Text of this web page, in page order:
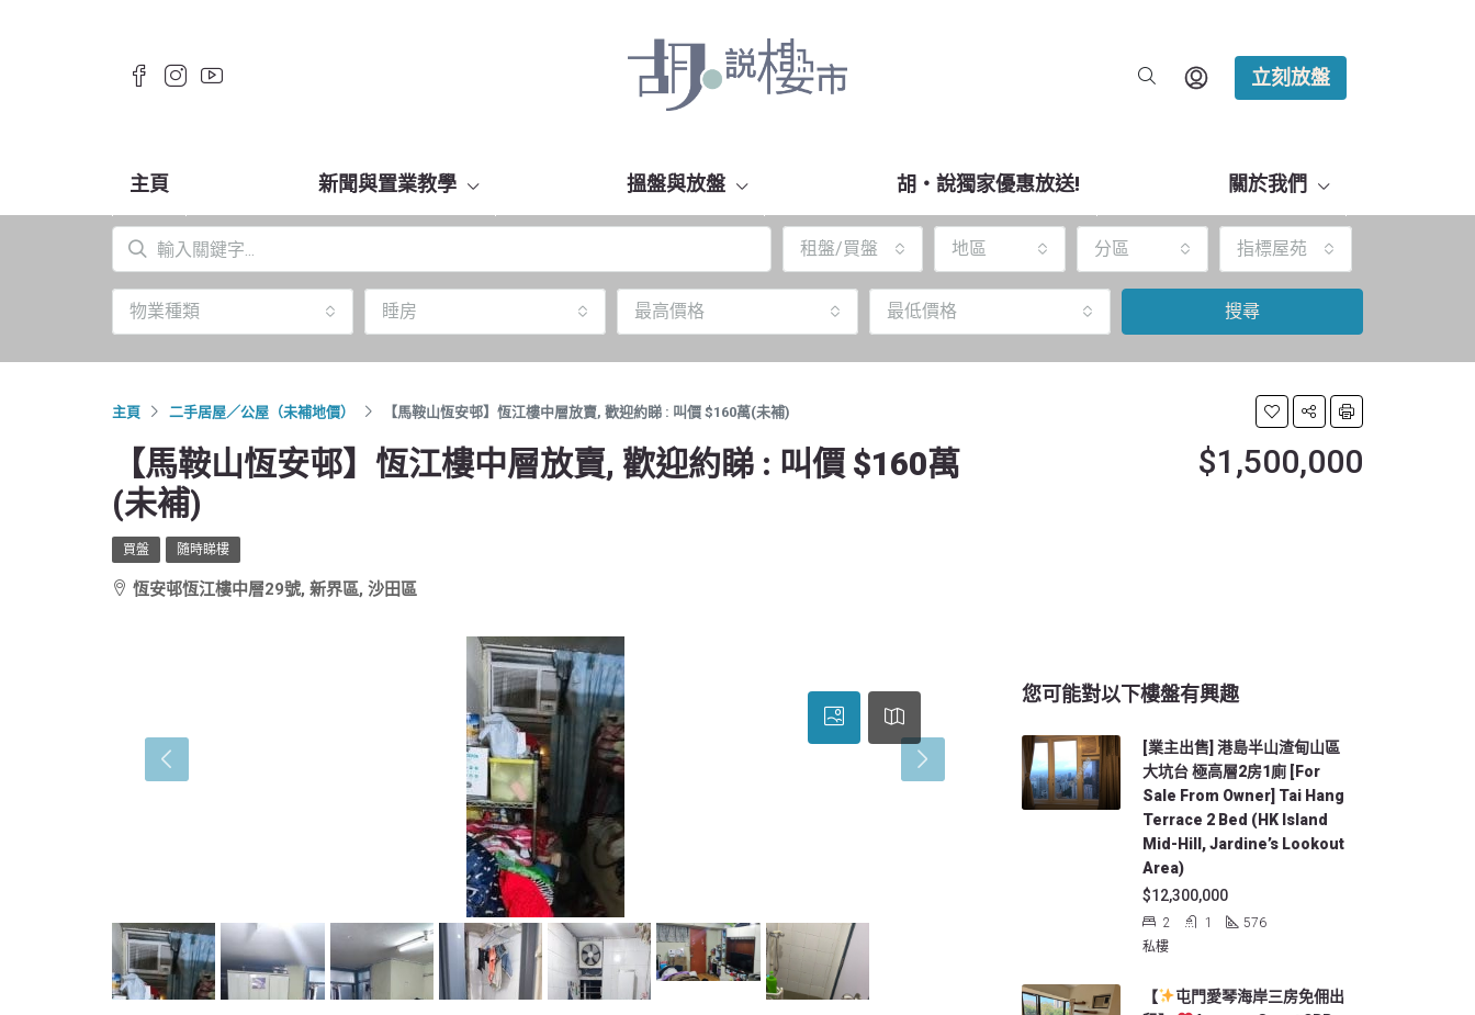
立刻放盤
主頁 新聞與置業教學 搵盤與放盤 胡‧說獨家優惠放送! 關於我們
租盤/買盤 地區 分區 指標屋苑
物業種類 睡房 最高價格 最低價格 搜尋
主頁 二手居屋／公屋（未補地價） 【馬鞍山恆安邨】恆江樓中層放賣, 歡迎約睇 : 叫價 $160萬(未補)
【馬鞍山恆安邨】恆江樓中層放賣, 歡迎約睇 : 叫價 $160萬
(未補)
$1,500,000
買盤 隨時睇樓
恆安邨恆江樓中層29號, 新界區, 沙田區
您可能對以下樓盤有興趣
[業主出售] 港島半山渣甸山區
大坑台 極高層2房1廁 [For
Sale From Owner] Tai Hang
Terrace 2 Bed (HK Island
Mid-Hill, Jardine’s Lookout
Area)
$12,300,000
2 1
576
私樓
【
屯門愛琴海岸三房免佣出